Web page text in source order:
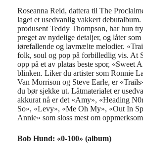
Roseanna Reid, dattera til The
laget et usedvanlig vakkert
produsent Teddy Thompson, har hun
preget av nydelige detaljer, og låter
iørefallende og lavmælte melodier.
folk, soul og pop på forbilledlig vis. At
opp på et av platas beste spor, «Sweet
blinken. Liker du artister som Ronnie
Van Morrison og Steve Earle, er
du bør sjekke ut. Låtmaterialet er
akkurat nå er det «Amy», «Heading
So», «Levy», «Me Oh My», «Out In
Annie» som sloss mest om
Bob Hund: «0-100» (album)